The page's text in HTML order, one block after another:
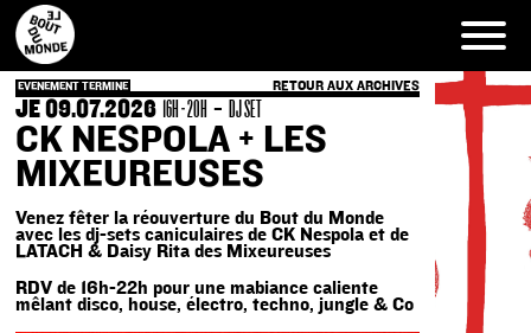
Skip
content
EVENEMENT TERMINE RETOUR AUX ARCHIVES
JE 09.07.2026 16H - 20H -DJ SET
CK NESPOLA + LES
MIXEUREUSES
Venez fêter la réouverture du Bout du Monde
avec les dj-sets caniculaires de CK Nespola et de
LATACH & Daisy Rita des Mixeureuses
RDV de 16h-22h pour une mabiance caliente
mêlant disco, house, électro, techno, jungle & Co